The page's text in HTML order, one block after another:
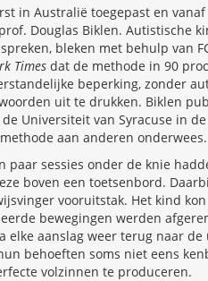
in Australië toegepast en
Douglas Biklen. Autistische
bleken met behulp van
Times dat de methode in 90
beperking, zonder
uit te drukken. Biklen
Universiteit van Syracuse in
aan anderen onderwees.
sessies onder de knie
boven een toetsenbord.
vooruitstak. Het kind
bewegingen werden
aanslag weer terug naar
behoeften soms niet eens
volzinnen te produceren.